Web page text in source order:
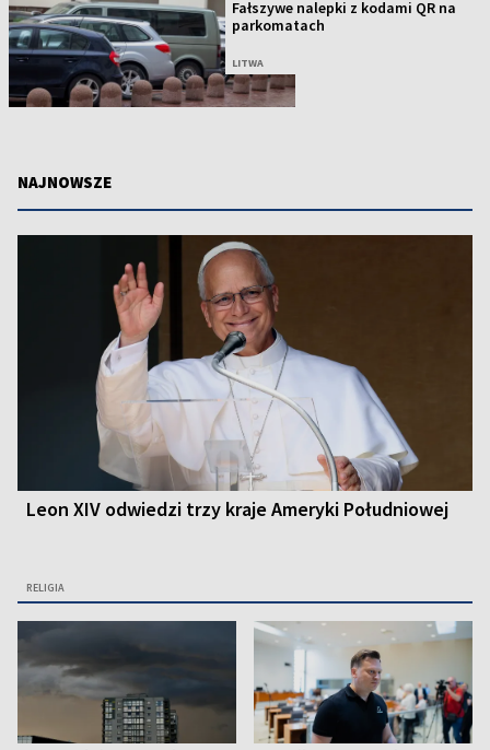
Fałszywe nalepki z kodami QR na
parkomatach
LITWA
NAJNOWSZE
Leon XIV odwiedzi trzy kraje Ameryki Południowej
RELIGIA